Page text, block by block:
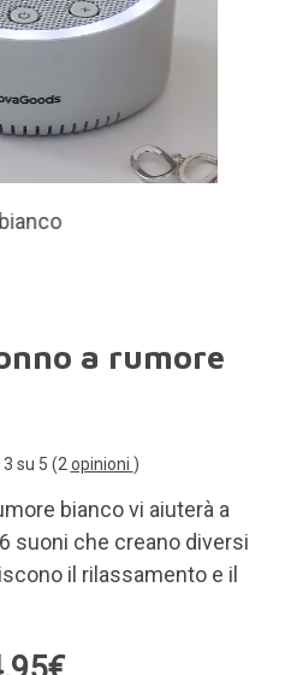
bianco vi aiuterà a
il rilassamento e il
carrello
tutti i prodotti inclusi
oggi e ti verrà